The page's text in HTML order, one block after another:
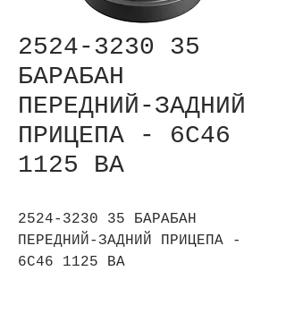
2524-3230 35
БАРАБАН
ПЕРЕДНИЙ-ЗАДНИЙ
ПРИЦЕПА - 6C46
1125 BA
2524-3230 35 БАРАБАН
ПЕРЕДНИЙ-ЗАДНИЙ ПРИЦЕПА -
6C46 1125 BA